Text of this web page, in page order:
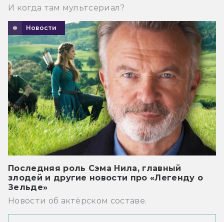
И когда там мультсериал?
Новости
Последняя роль Сэма Нила, главный
злодей и другие новости про «Легенду о
Зельде»
Новости об актёрском составе.